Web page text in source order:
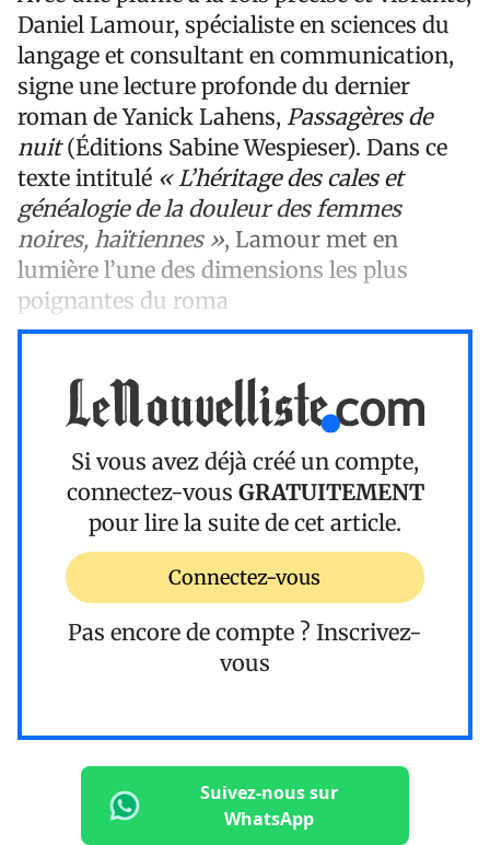
Daniel Lamour, spécialiste en sciences du
langage et consultant en communication,
signe une lecture profonde du dernier
roman de Yanick Lahens, Passagères de
nuit(Éditions Sabine Wespieser). Dans ce
texte intitulé « L’héritage des cales et
généalogie de la douleur des femmes
noires, haïtiennes », Lamour met en
lumière l’une des dimensions les plus
poignantes du roma
Si vous avez déjà créé un compte,
connectez-vous GRATUITEMENT
pour lire la suite de cet article.
Connectez-vous
Pas encore de compte ? Inscrivez-
vous
Suivez-nous sur
WhatsApp